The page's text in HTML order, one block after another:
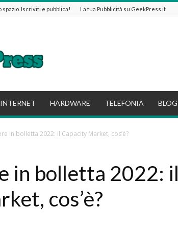
spazio. Iscriviti e pubblica! La tua Pubblicità su GeekPress.it
INTERNET HARDWARE TELEFONIA BLOG
in bolletta 2022: il Capacity Market, cos’è?
in bolletta 2022: il
cos’è?